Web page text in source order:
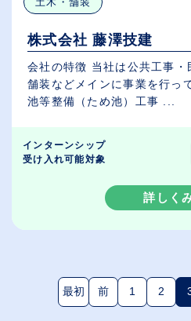
株式会社 藤澤技建
会社の特徴 当社は公共工事・
舗装などメインに事業を行っています。
インターンシップ
受け入れ可能対象
詳しく
最初 前 1 2